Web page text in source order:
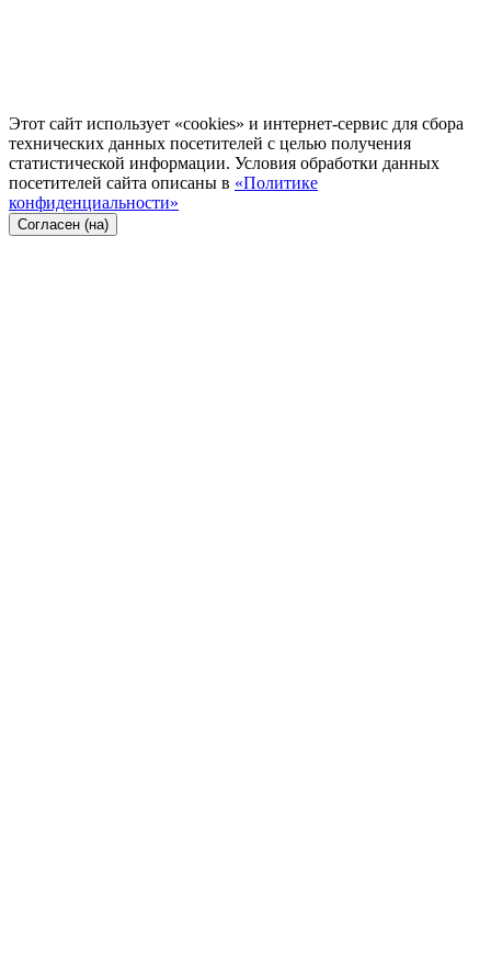
Этот сайт использует «cookies» и интернет-сервис для сбора
технических данных посетителей с целью получения
статистической информации. Условия обработки данных
посетителей сайта описаны в «Политике
конфиденциальности»
Согласен (на)